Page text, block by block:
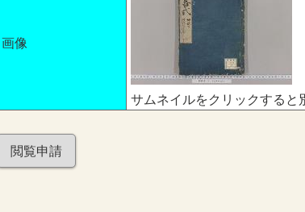
画像
サムネイルをクリックすると
閲覧申請